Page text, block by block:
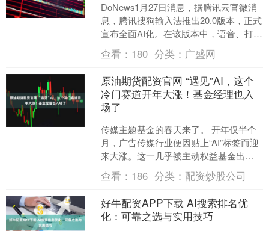
DoNews1月27日消息，据腾讯云官微消
息，腾讯搜狗输入法推出20.0版本，正式
宣布全面AI化。在该版本中，语音、打
字、翻译三大核心场景完成模型级升
级。新版本....
查看： 180 分类： 广盛网
原油期货配资官网 “遇见”AI，这个
冷门赛道开年大涨！基金经理也入
场了
传媒主题基金的春天来了。 开年仅半个
月，广告传媒行业便因贴上“AI”标签而迎
来大涨。这一几乎被主动权益基金出清
的冷门领域，正因公募持仓极低带来高
弹性，结合AI赋....
查看： 186 分类： 配资炒股公司
好牛配资APP下载 AI搜索排名优
化：可靠之选与实用技巧